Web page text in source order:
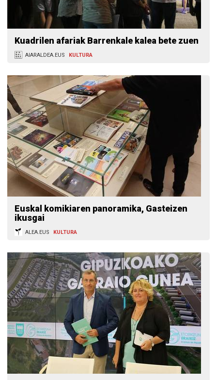
Kuadrilen afariak Barrenkale kalea bete zuen
AIARALDEA.EUS KULTURA
Euskal komikiaren panoramika, Gasteizen
ikusgai
ALEA.EUS KULTURA